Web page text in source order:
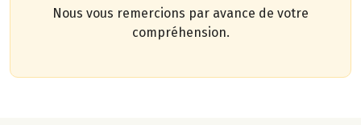
Nous vous remercions par avance de votre
compréhension.